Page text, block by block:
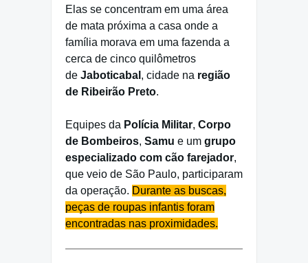
Elas se concentram em uma área
de mata próxima a casa onde a
família morava em uma fazenda a
cerca de cinco quilômetros
de Jaboticabal , cidade na região
de Ribeirão Preto.
Equipes da Polícia Militar, Corpo
de Bombeiros, Samu e um grupo
especializado com cão farejador,
que veio de São Paulo, participaram
da operação. Durante as buscas,
peças de roupas infantis foram
encontradas nas proximidades.